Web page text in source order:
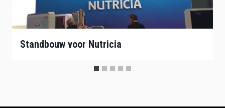
Standbouw voor Nutricia